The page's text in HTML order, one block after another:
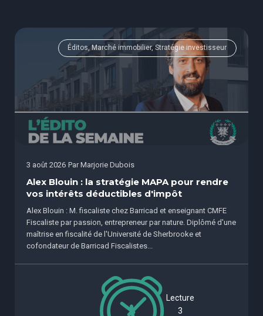
Éditos, Marché immobilier, Stratégie investisseur
3 août 2026 Par Marjorie Dubois
Alex Blouin : la stratégie MAPA pour rendre
vos intérêts déductibles d'impôt
Alex Blouin : M. fiscaliste chez Barricad et enseignant CMFE
Fiscaliste par passion, entrepreneur par nature. Diplômé d'une
maîtrise en fiscalité de l'Université de Sherbrooke et
cofondateur de Barricad Fiscalistes...
Lecture
3